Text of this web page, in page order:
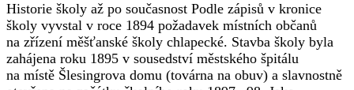
Historie školy až po současnost Podle zápisů v kronice
školy vyvstal v roce 1894 požadavek místních občanů
na zřízení měšťanské školy chlapecké. Stavba školy byla
zahájena roku 1895 v sousedství městského špitálu
na místě Šlesingrova domu (továrna na obuv) a slavnostně